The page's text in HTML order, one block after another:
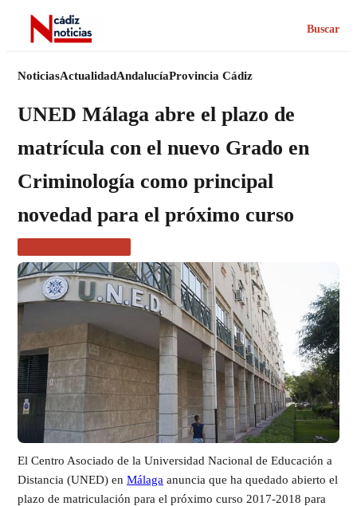
Buscar
NoticiasActualidadAndalucíaProvincia Cádiz
UNED Málaga abre el plazo de
matrícula con el nuevo Grado en
Criminología como principal
novedad para el próximo curso
El Centro Asociado de la Universidad Nacional de Educación a
Distancia (UNED) en Málaga anuncia que ha quedado abierto el
plazo de matriculación para el próximo curso 2017-2018 para